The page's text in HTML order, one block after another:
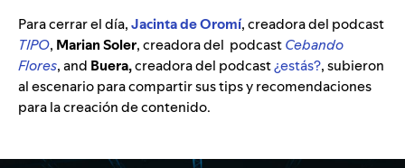
Para cerrar el día,Jacinta de Oromí, creadora del podcast
TIPO, Marian Soler, creadora del podcastCebando
Flores, and Buera,creadora del podcast¿estás?, subieron
al escenario para compartir sus tips y recomendaciones
para la creación de contenido.